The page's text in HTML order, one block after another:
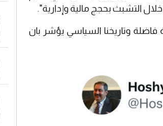
التشبث بحجج مالية وإدارية".
وتاريخنا السياسي يؤشر بان